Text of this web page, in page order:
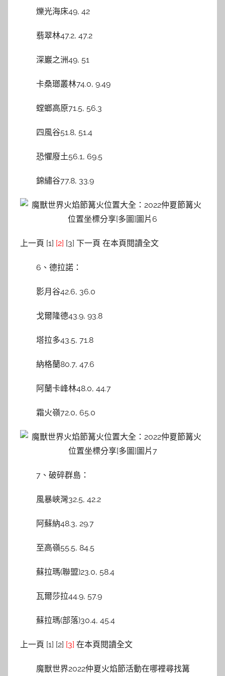
爍光海床49, 42
翡翠林47.2, 47.2
深巖之洲49, 51
卡桑瑯叢林74.0, 9.49
螳螂高原71.5, 56.3
四風谷51.8, 51.4
恐懼廢土56.1, 69.5
錦繡谷77.8, 33.9
上一頁 [1] [2] [3] 下一頁 在本頁閱讀全文
6、德拉諾：
影月谷42.6, 36.0
戈爾隆德43.9, 93.8
塔拉多43.5, 71.8
納格蘭80.7, 47.6
阿蘭卡峰林48.0, 44.7
霜火嶺72.0, 65.0
7、破碎群島：
風暴峽灣32.5, 42.2
阿蘇納48.3, 29.7
至高嶺55.5, 84.5
蘇拉瑪(聯盟)23.0, 58.4
瓦爾莎拉44.9, 57.9
蘇拉瑪(部落)30.4, 45.4
上一頁 [1] [2] [3] 在本頁閱讀全文
魔獸世界2022仲夏火焰節活動在哪裡尋找篝